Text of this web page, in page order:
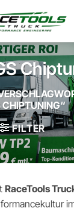
CHIPTUNING“
FILTER
RaceTools